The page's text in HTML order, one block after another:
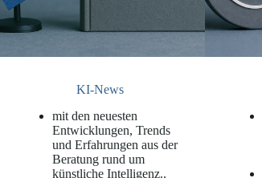
KI-News
mit den neuesten
Entwicklungen, Trends
und Erfahrungen aus der
Beratung rund um
künstliche Intelligenz..